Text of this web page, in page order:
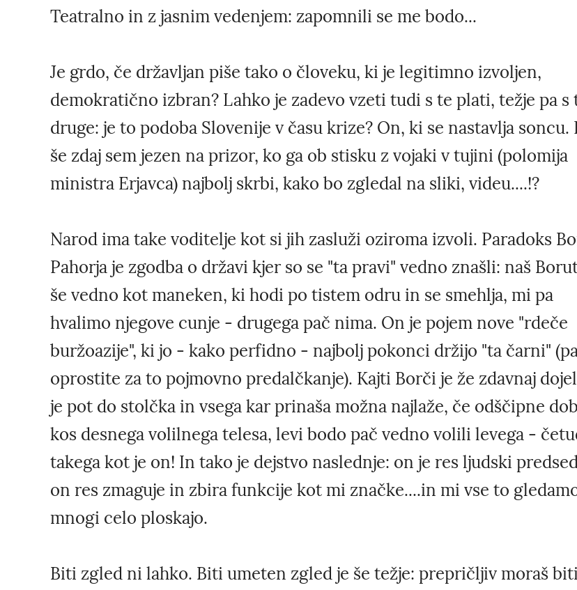
Teatralno in z jasnim vedenjem: zapomnili se me bodo...
Je grdo, če državljan piše tako o človeku, ki je legitimno izvoljen,
demokratično izbran? Lahko je zadevo vzeti tudi s te plati, težje pa s
druge: je to podoba Slovenije v času krize? On, ki se nastavlja soncu.
še zdaj sem jezen na prizor, ko ga ob stisku z vojaki v tujini (polomija
ministra Erjavca) najbolj skrbi, kako bo zgledal na sliki, videu....!?
Narod ima take voditelje kot si jih zasluži oziroma izvoli. Paradoks
Pahorja je zgodba o državi kjer so se "ta pravi" vedno znašli: naš
še vedno kot maneken, ki hodi po tistem odru in se smehlja, mi pa
hvalimo njegove cunje - drugega pač nima. On je pojem nove "rdeče
buržoazije", ki jo - kako perfidno - najbolj pokonci držijo "ta čarni"
oprostite za to pojmovno predalčkanje). Kajti Borči je že zdavnaj
je pot do stolčka in vsega kar prinaša možna najlaže, če odščipne
kos desnega volilnega telesa, levi bodo pač vedno volili levega -
takega kot je on! In tako je dejstvo naslednje: on je res ljudski
on res zmaguje in zbira funkcije kot mi značke....in mi vse to
mnogi celo ploskajo.
Biti zgled ni lahko. Biti umeten zgled je še težje: prepričljiv moraš